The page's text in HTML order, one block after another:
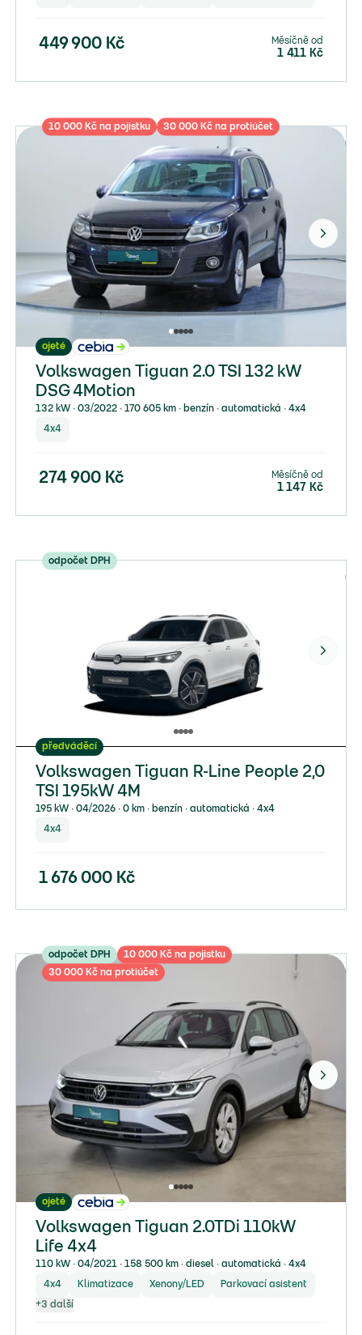
449 900 Kč Měsíčně od
1 411 Kč
10 000 Kč na pojistku 30 000 Kč na protiúčet
ojeté
Volkswagen Tiguan 2.0 TSI 132 kW
DSG 4Motion
132 kW ∙ 03/2022 ∙ 170 605 km ∙ benzín ∙ automatická ∙ 4x4
4x4
274 900 Kč Měsíčně od
1 147 Kč
odpočet DPH
předváděcí
Volkswagen Tiguan R-Line People 2,0
TSI 195kW 4M
195 kW ∙ 04/2026 ∙ 0 km ∙ benzín ∙ automatická ∙ 4x4
4x4
1 676 000 Kč
odpočet DPH
10 000 Kč na pojistku
30 000 Kč na protiúčet
ojeté
Volkswagen Tiguan 2.0TDi 110kW
Life 4x4
110 kW ∙ 04/2021 ∙ 158 500 km ∙ diesel ∙ automatická ∙ 4x4
4x4 Klimatizace Xenony/LED Parkovací asistent
+3 další